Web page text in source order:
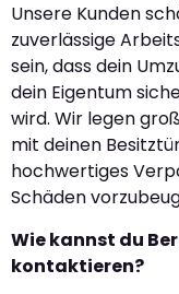
Unsere Kunden
zuverlässige
sein, dass dein
dein Eigentum
wird. Wir legen
mit deinen
hochwertiges
Schäden
Wie kannst du
kontaktieren?